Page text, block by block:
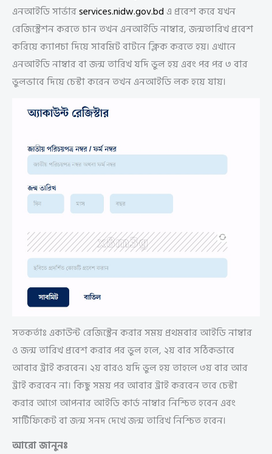
এনআইডি সার্ভারservices.nidw.gov.bd এ প্রবেশ করে যখন
রেজিস্ট্রেশন করতে চান তখন এনআইডি নাম্বার, জন্মতারিখ প্রবেশ
করিয়ে ক্যাপচা দিয়ে সাবমিট বাটনে ক্লিক করতে হয়। এখানে
এনআইডি নাম্বার বা জন্ম তারিখ যদি ভুল হয় এবং পর পর ৩ বার
ভুলভাবে দিয়ে চেস্টা করেন তখন এনআইডি লক হয়ে যায়।
সতকর্তাঃ একাউন্ট রেজিস্ট্রেন করার সময় প্রথমবার আইডি নাম্বার
ও জন্ম তারিখ প্রবেশ করার পর ভুল হলে, ২য় বার সঠিকভাবে
আবার ট্রাই করবেন। ২য় বারও যদি ভুল হয় তাহলে ৩য় বার আর
ট্রাই করবেন না। কিছু সময় পর আবার ট্রাই করবেন তবে চেস্টা
করার আগে আপনার আইডি কার্ড নাম্বার নিশ্চিত হবেন এবং
সার্টিফিকেট বা জন্ম সনদ দেখে জন্ম তারিখ নিশ্চিত হবেন।
আরো জানুনঃ